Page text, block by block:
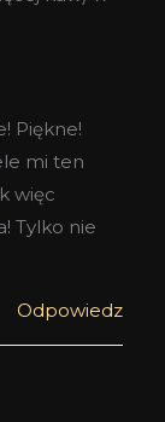
Piękne!
mi ten
więc
Tylko nie
Odpowiedz